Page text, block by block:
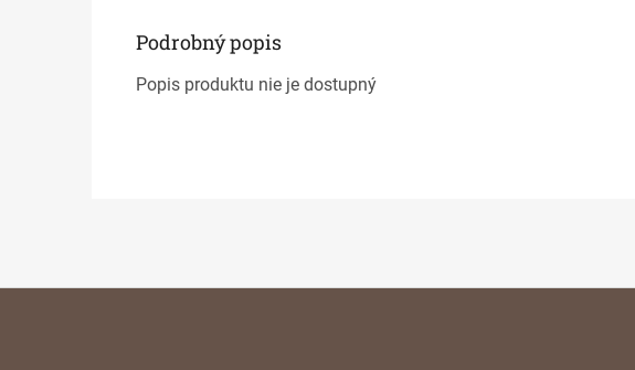
Podrobný popis
Popis produktu nie je dostupný